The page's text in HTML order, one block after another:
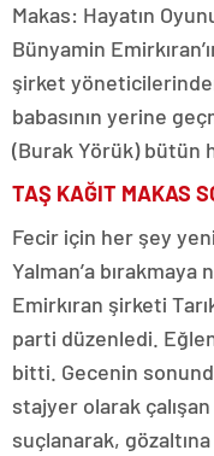
Makas: Hayatın
Bünyamin
şirket yöneticilerinden
babasının yerine
(Burak Yörük) bütün
TAŞ KAĞIT MAKAS
Fecir için her şey
Yalman’a
Emirkıran şirketi
parti düzenledi.
bitti. Gecenin
stajyer olarak
suçlanarak,